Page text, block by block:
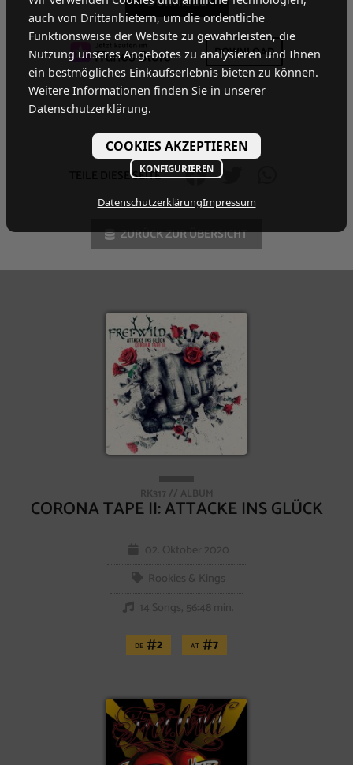
DOWNLOAD
TEILE DIESE SEITE
ZURÜCK ZUR ÜBERSICHT
RK317 // ALBUM
CORONA TAPE II: ATTACKE INS GLÜCK
02. Oktober 2020
Rookies & Kings
14 Songs, 56:48 min.
DE 2 AT 7
auch von Drittanbietern, um die ordentliche
Funktionsweise der Website zu gewährleisten, die
Nutzung unseres Angebotes zu analysieren und Ihnen
ein bestmögliches Einkaufserlebnis bieten zu können.
Weitere Informationen finden Sie in unserer
Datenschutzerklärung.
COOKIES AKZEPTIEREN
KONFIGURIEREN
DatenschutzerklärungImpressum